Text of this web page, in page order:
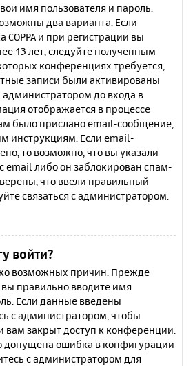
имя пользователя и пароль.
два варианта. Если
и при регистрации вы
13 лет, следуйте полученным
конференциях требуется,
записи были активированы
до входа в
отображается в процессе
было прислано email-сообщение,
инструкциям. Если email-
то возможно, что вы указали
email либо он заблокирован спам-
что ввели правильный
связаться с администратором.
войти?
возможных причин. Прежде
вы правильно вводите имя
Если данные введены
с администратором, чтобы
вам закрыт доступ к конференции.
допущена ошибка в конфигурации
с администратором для